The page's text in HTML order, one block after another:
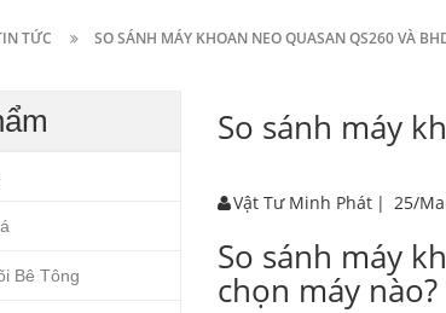
TỨC SO SÁNH MÁY KHOAN NEO QUASAN QS260 VÀ
Bê Tông
So sánh máy
Vật Tư Minh Phát | 25/
So sánh máy
chọn máy nào?